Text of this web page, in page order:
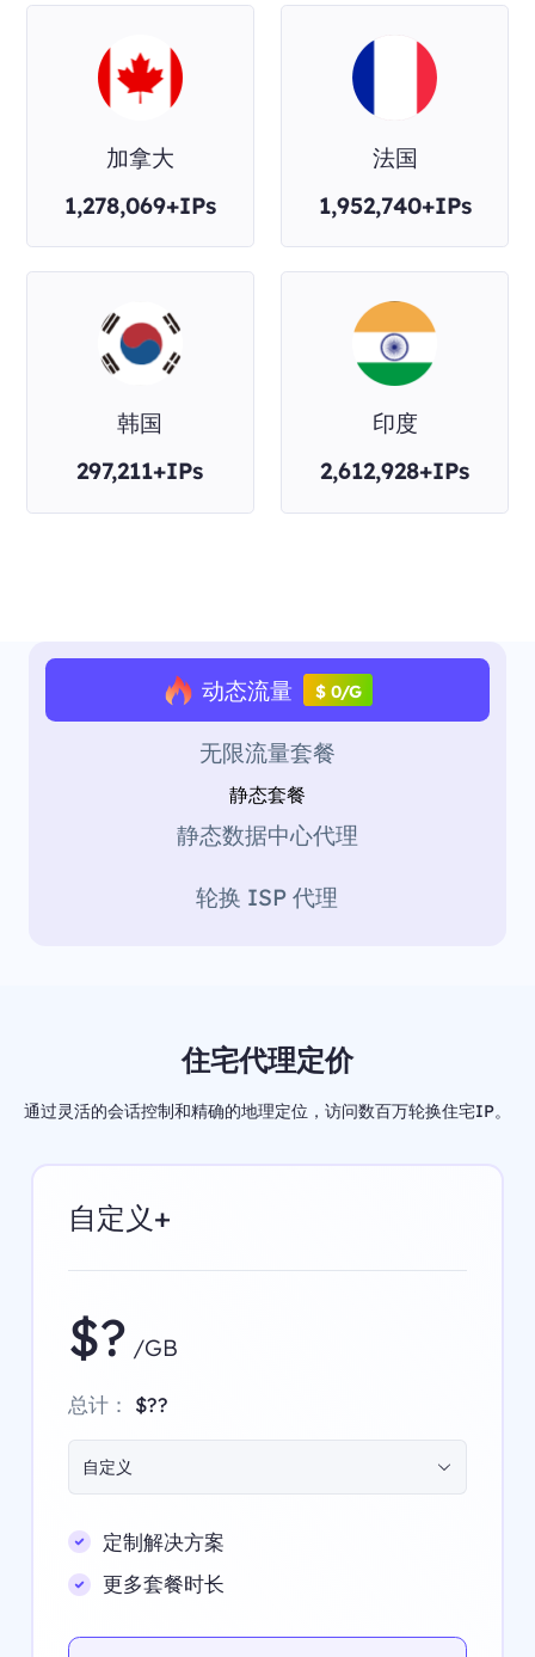
加拿大
1,278,069+IPs
法国
1,952,740+IPs
韩国
297,211+IPs
印度
2,612,928+IPs
动态流量 $ 0/G
无限流量套餐
静态套餐
静态数据中心代理
轮换 ISP 代理
住宅代理定价
通过灵活的会话控制和精确的地理定位，访问数百万轮换住宅IP。
自定义+
$? /GB
总计： $??
自定义
定制解决方案
更多套餐时长